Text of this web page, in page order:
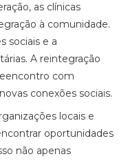
as clínicas
à comunidade.
sociais e a
A reintegração
com
conexões sociais.
locais e
oportunidades
não apenas